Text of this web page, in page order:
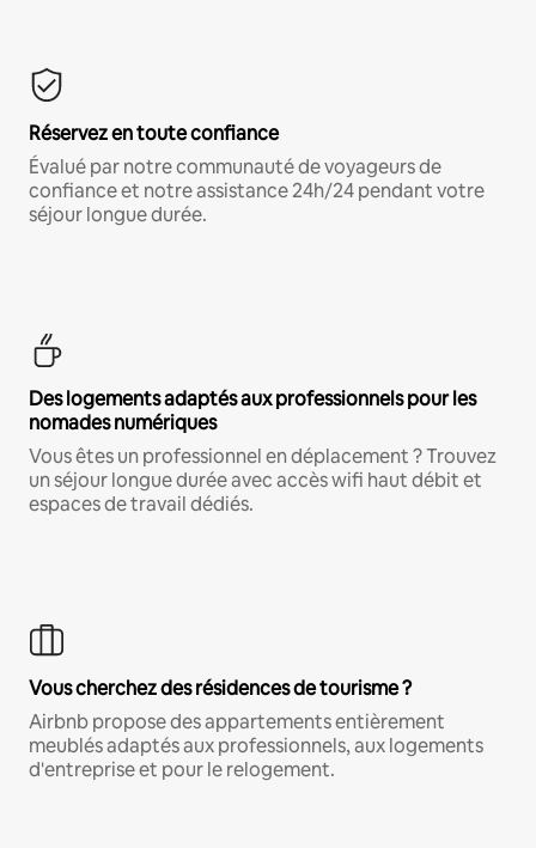
Réservez en toute confiance
Évalué par notre communauté de voyageurs de
confiance et notre assistance 24h/24 pendant votre
séjour longue durée.
Des logements adaptés aux professionnels pour les
nomades numériques
Vous êtes un professionnel en déplacement ? Trouvez
un séjour longue durée avec accès wifi haut débit et
espaces de travail dédiés.
Vous cherchez des résidences de tourisme ?
Airbnb propose des appartements entièrement
meublés adaptés aux professionnels, aux logements
d'entreprise et pour le relogement.